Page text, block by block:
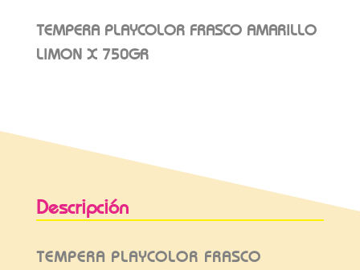
TEMPERA PLAYCOLOR FRASCO AMARILLO
LIMON X 750GR
Descripción
TEMPERA PLAYCOLOR FRASCO